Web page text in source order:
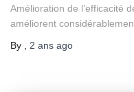
Amélioration de l’efficacité
améliorent
By , 2 ans ago